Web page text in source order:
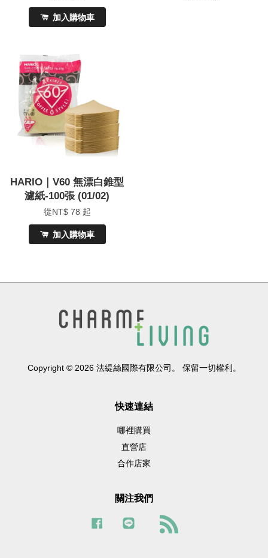
加入購物車
HARIO｜V60 無漂白錐型
濾紙-100張 (01/02)
從NT$ 78 起
加入購物車
Copyright © 2026 法緹絲國際有限公司。 保留一切權利。
快速連結
哪裡購買
直營店
合作店家
關注我們
Facebook